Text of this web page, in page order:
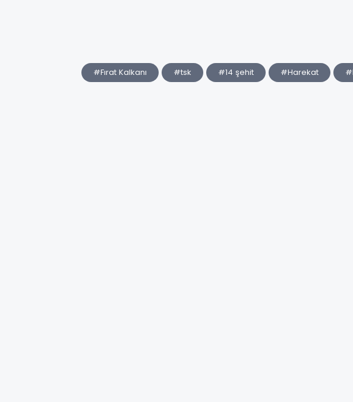
#Fırat Kalkanı #tsk #14 şehit #Harekat